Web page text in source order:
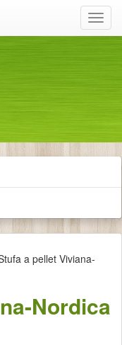
a pellet Viviana-
Nordica